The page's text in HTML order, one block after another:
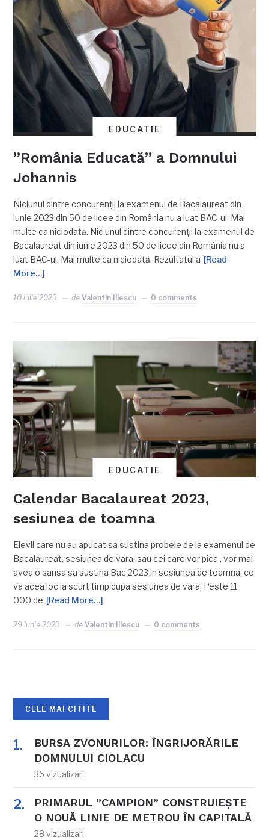
EDUCATIE
”România Educată” a Domnului
Johannis
Niciunul dintre concurenții la examenul de Bacalaureat din
iunie 2023 din 50 de licee din România nu a luat BAC-ul. Mai
multe ca niciodată. Niciunul dintre concurenții la examenul de
Bacalaureat din iunie 2023 din 50 de licee din România nu a
luat BAC-ul. Mai multe ca niciodată. Rezultatul a [Read
More…]
10 iulie 2023 deValentin Iliescu 0 comments
EDUCATIE
Calendar Bacalaureat 2023,
sesiunea de toamna
Elevii care nu au apucat sa sustina probele de la examenul de
Bacalaureat, sesiunea de vara, sau cei care vor pica , vor mai
avea o sansa sa sustina Bac 2023 in sesiunea de toamna, ce
va acea loc la scurt timp dupa sesiunea de vara. Peste 11
000 de [Read More…]
29 iunie 2023 deValentin Iliescu 0 comments
CELE MAI CITITE
BURSA ZVONURILOR: ÎNGRIJORĂRILE
DOMNULUI CIOLACU
36 vizualizari
PRIMARUL ”CAMPION” CONSTRUIEȘTE
O NOUĂ LINIE DE METROU ÎN CAPITALĂ
28 vizualizari